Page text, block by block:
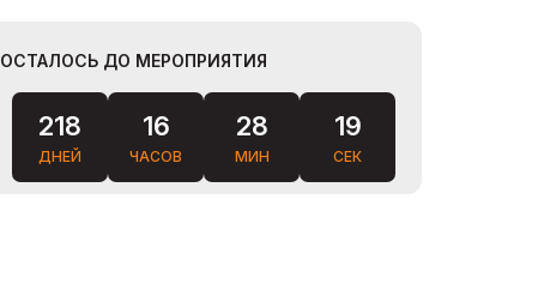
ОСТАЛОСЬ ДО МЕРОПРИЯТИЯ
218
ДНЕЙ
16
ЧАСОВ
28
МИН
17
СЕК